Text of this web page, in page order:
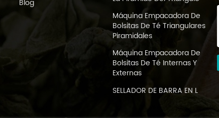
Blog
Máquina Empacadora De
Bolsitas De Té Triangulares
Piramidales
Máquina Empacadora De
Bolsitas De Té Internas Y
Externas
SELLADOR DE BARRA EN L